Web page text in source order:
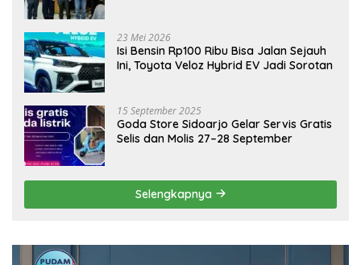
23 Mei 2026
Isi Bensin Rp100 Ribu Bisa Jalan Sejauh
Ini, Toyota Veloz Hybrid EV Jadi Sorotan
15 September 2025
Goda Store Sidoarjo Gelar Servis Gratis
Selis dan Molis 27–28 September
Selengkapnya